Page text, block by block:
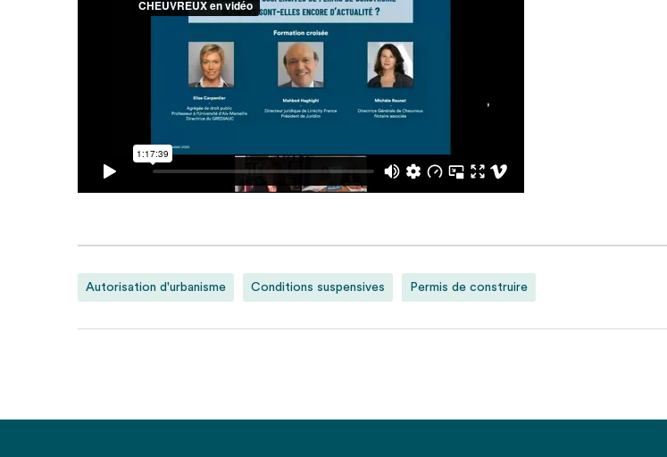
Autorisation d'urbanisme Conditions suspensives Permis de construire